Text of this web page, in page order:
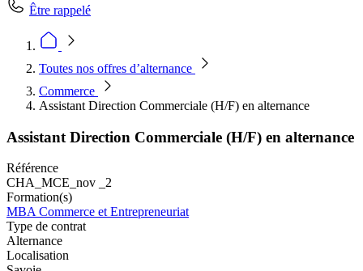
Être rappelé
Toutes nos offres d’alternance
Commerce
Assistant Direction Commerciale (H/F) en alternance
Assistant Direction Commerciale (H/F) en alternance
Référence
CHA_MCE_nov _2
Formation(s)
MBA Commerce et Entrepreneuriat
Type de contrat
Alternance
Localisation